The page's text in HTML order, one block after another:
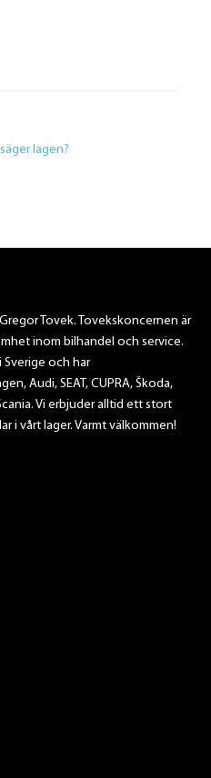
lagen?
Tovek. Tovekskoncernen är
inom bilhandel och service.
Sverige och har
Audi, SEAT, CUPRA, Škoda,
Vi erbjuder alltid ett stort
i vårt lager. Varmt välkommen!